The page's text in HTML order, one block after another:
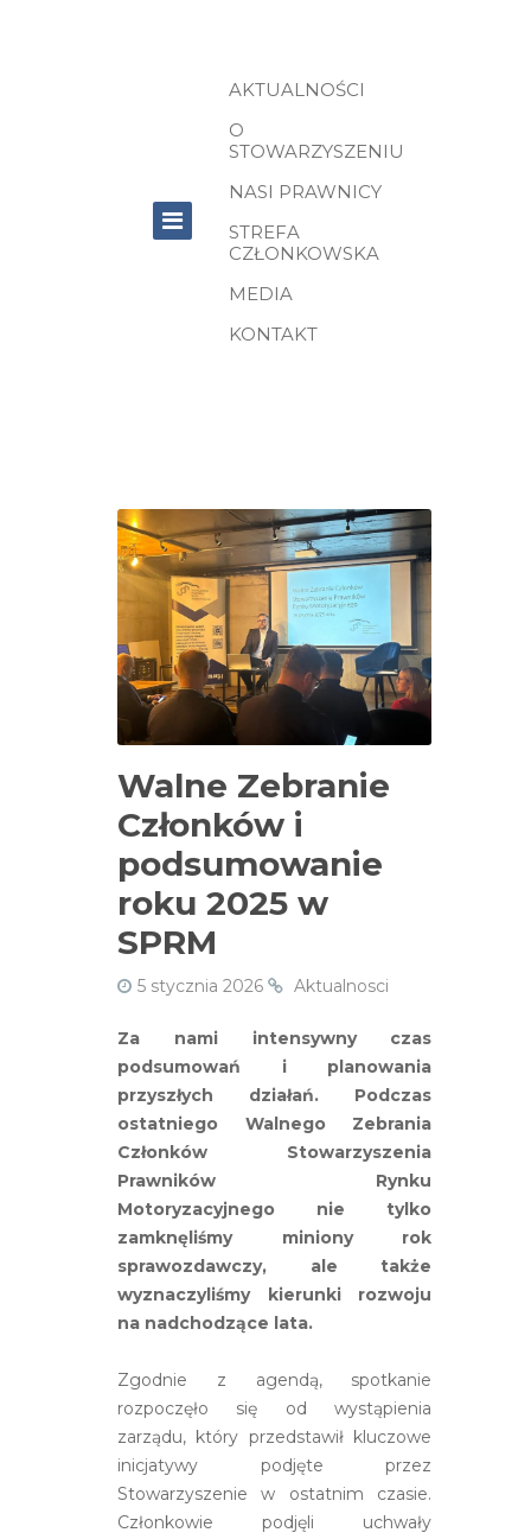
AKTUALNOŚCI
O
STOWARZYSZENIU
NASI PRAWNICY
STREFA
CZŁONKOWSKA
MEDIA
KONTAKT
Walne Zebranie
Członków i
podsumowanie
roku 2025 w
SPRM
5 stycznia 2026 Aktualnosci
Za nami intensywny czas
podsumowań i planowania
przyszłych działań. Podczas
ostatniego Walnego Zebrania
Członków Stowarzyszenia
Prawników Rynku
Motoryzacyjnego nie tylko
zamknęliśmy miniony rok
sprawozdawczy, ale także
wyznaczyliśmy kierunki rozwoju
na nadchodzące lata.
Zgodnie z agendą, spotkanie
rozpoczęło się od wystąpienia
zarządu, który przedstawił kluczowe
inicjatywy podjęte przez
Stowarzyszenie w ostatnim czasie.
Członkowie podjęli uchwały